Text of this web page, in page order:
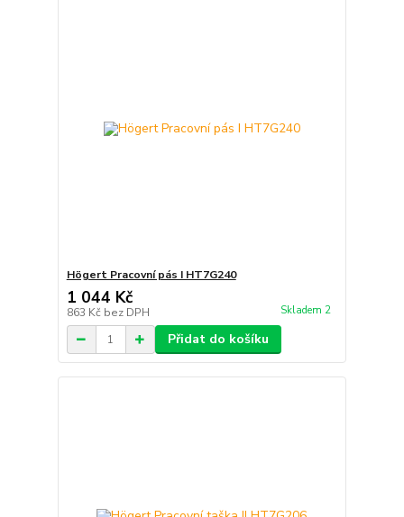
Högert Pracovní pás I HT7G240
1 044 Kč
863 Kč bez DPH Skladem 2
Přidat do košíku